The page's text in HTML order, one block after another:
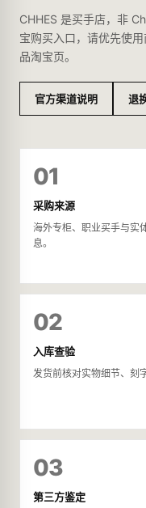
CHHES 是买手店，非
宝购买入口，请优先使
品淘宝页。
官方渠道说明 退
01
采购来源
海外专柜、职业买手与实
息。
02
入库查验
发货前核对实物细节、刻
03
第三方鉴定